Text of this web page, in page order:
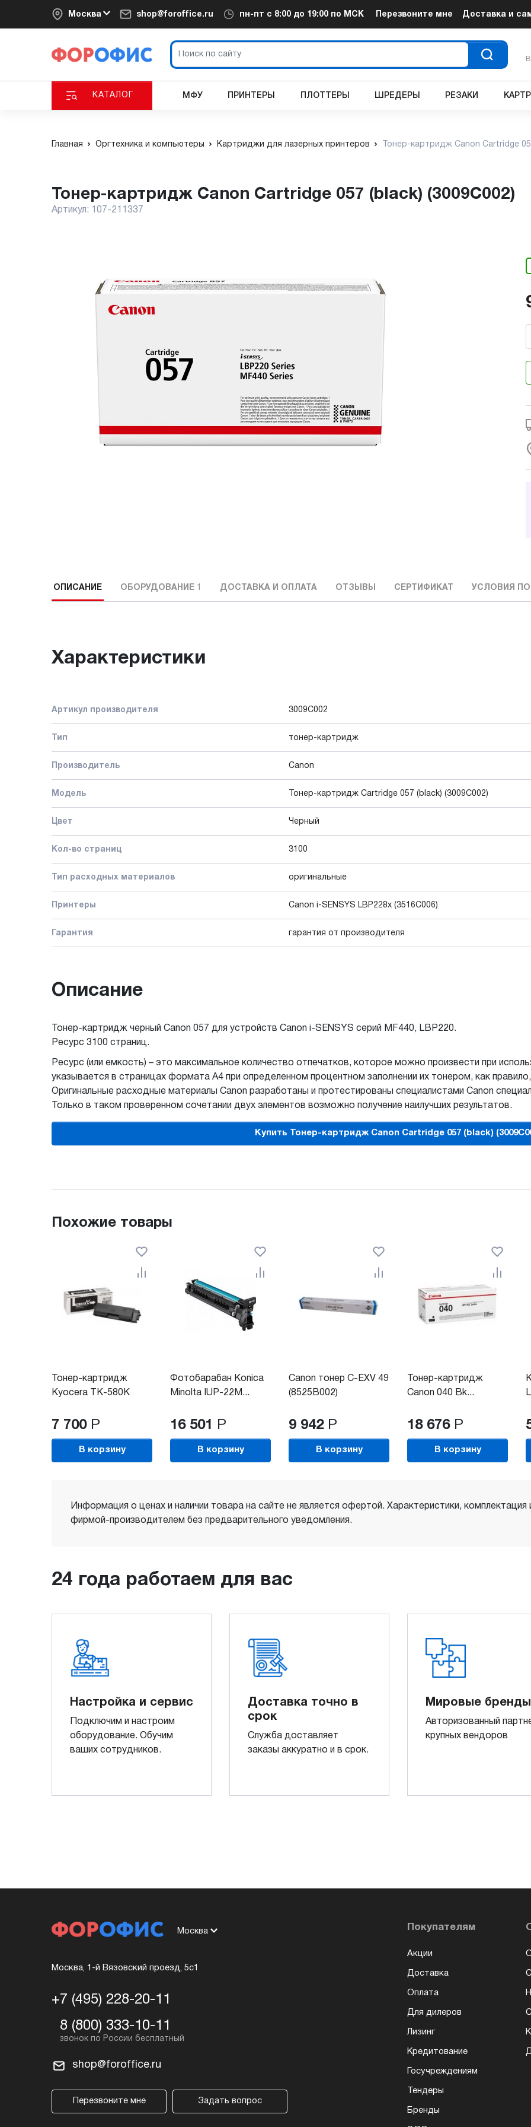
Москва shop@foroffice.ru пн-пт с 8:00 до 19:00 по МСК Перезвоните мне Доставка и
КАТАЛОГ МФУ ПРИНТЕРЫ ПЛОТТЕРЫ ШРЕДЕРЫ РЕЗАКИ
Главная Оргтехника и компьютеры Картриджи для лазерных принтеров Тонер-картридж Canon Cartridge
Тонер-картридж Canon Cartridge 057 (black) (3009C002)
Артикул: 107-211337
ОПИСАНИЕ ОБОРУДОВАНИЕ ДОСТАВКА И ОПЛАТА ОТЗЫВЫ СЕРТИФИКАТ УСЛОВИЯ
Характеристики
Артикул производителя 3009C002
Тип тонер-картридж
Производитель Canon
Модель Тонер-картридж Cartridge 057 (black) (3009C002)
Цвет Черный
Кол-во страниц 3100
Тип расходных материалов оригинальные
Принтеры Canon i-SENSYS LBP228x (3516C006)
Гарантия гарантия от производителя
Описание
Тонер-картридж черный Canon 057 для устройств Canon i-SENSYS серий MF440, LBP220.
Ресурс 3100 страниц.
Ресурс (или емкость) – это максимальное количество отпечатков, которое можно произвести при
указывается в страницах формата А4 при определенном процентном заполнении их тонером, как
Оригинальные расходные материалы Canon разработаны и протестированы специалистами Canon
Только в таком проверенном сочетании двух элементов возможно получение наилучших результатов.
Купить Тонер-картридж Canon Cartridge 057 (black)
Похожие товары
Тонер-картридж
Kyocera TK-580K
7 700 Р
В корзину
Фотобарабан Konica
Minolta IUP-22M...
16 501 Р
В корзину
Canon тонер C-EXV 49
(8525B002)
9 942 Р
В корзину
Тонер-картридж
Canon 040 Bk...
18 676 Р
В корзину
Информация о ценах и наличии товара на сайте не является офертой. Характеристики,
фирмой-производителем без предварительного уведомления.
24 года работаем для вас
Настройка и сервис
Подключим и настроим
оборудование. Обучим
ваших сотрудников.
Доставка точно в
срок
Служба доставляет
заказы аккуратно и в срок.
Мировые бренды
Авторизованный
крупных вендоров
Москва
Москва, 1-й Вязовский проезд, 5с1
+7 (495) 228-20-11
8 (800) 333-10-11
shop@foroffice.ru
Перезвоните мне Задать вопрос
Покупателям
Акции
Доставка
Оплата
Для дилеров
Лизинг
Кредитование
Госучреждениям
Тендеры
Бренды